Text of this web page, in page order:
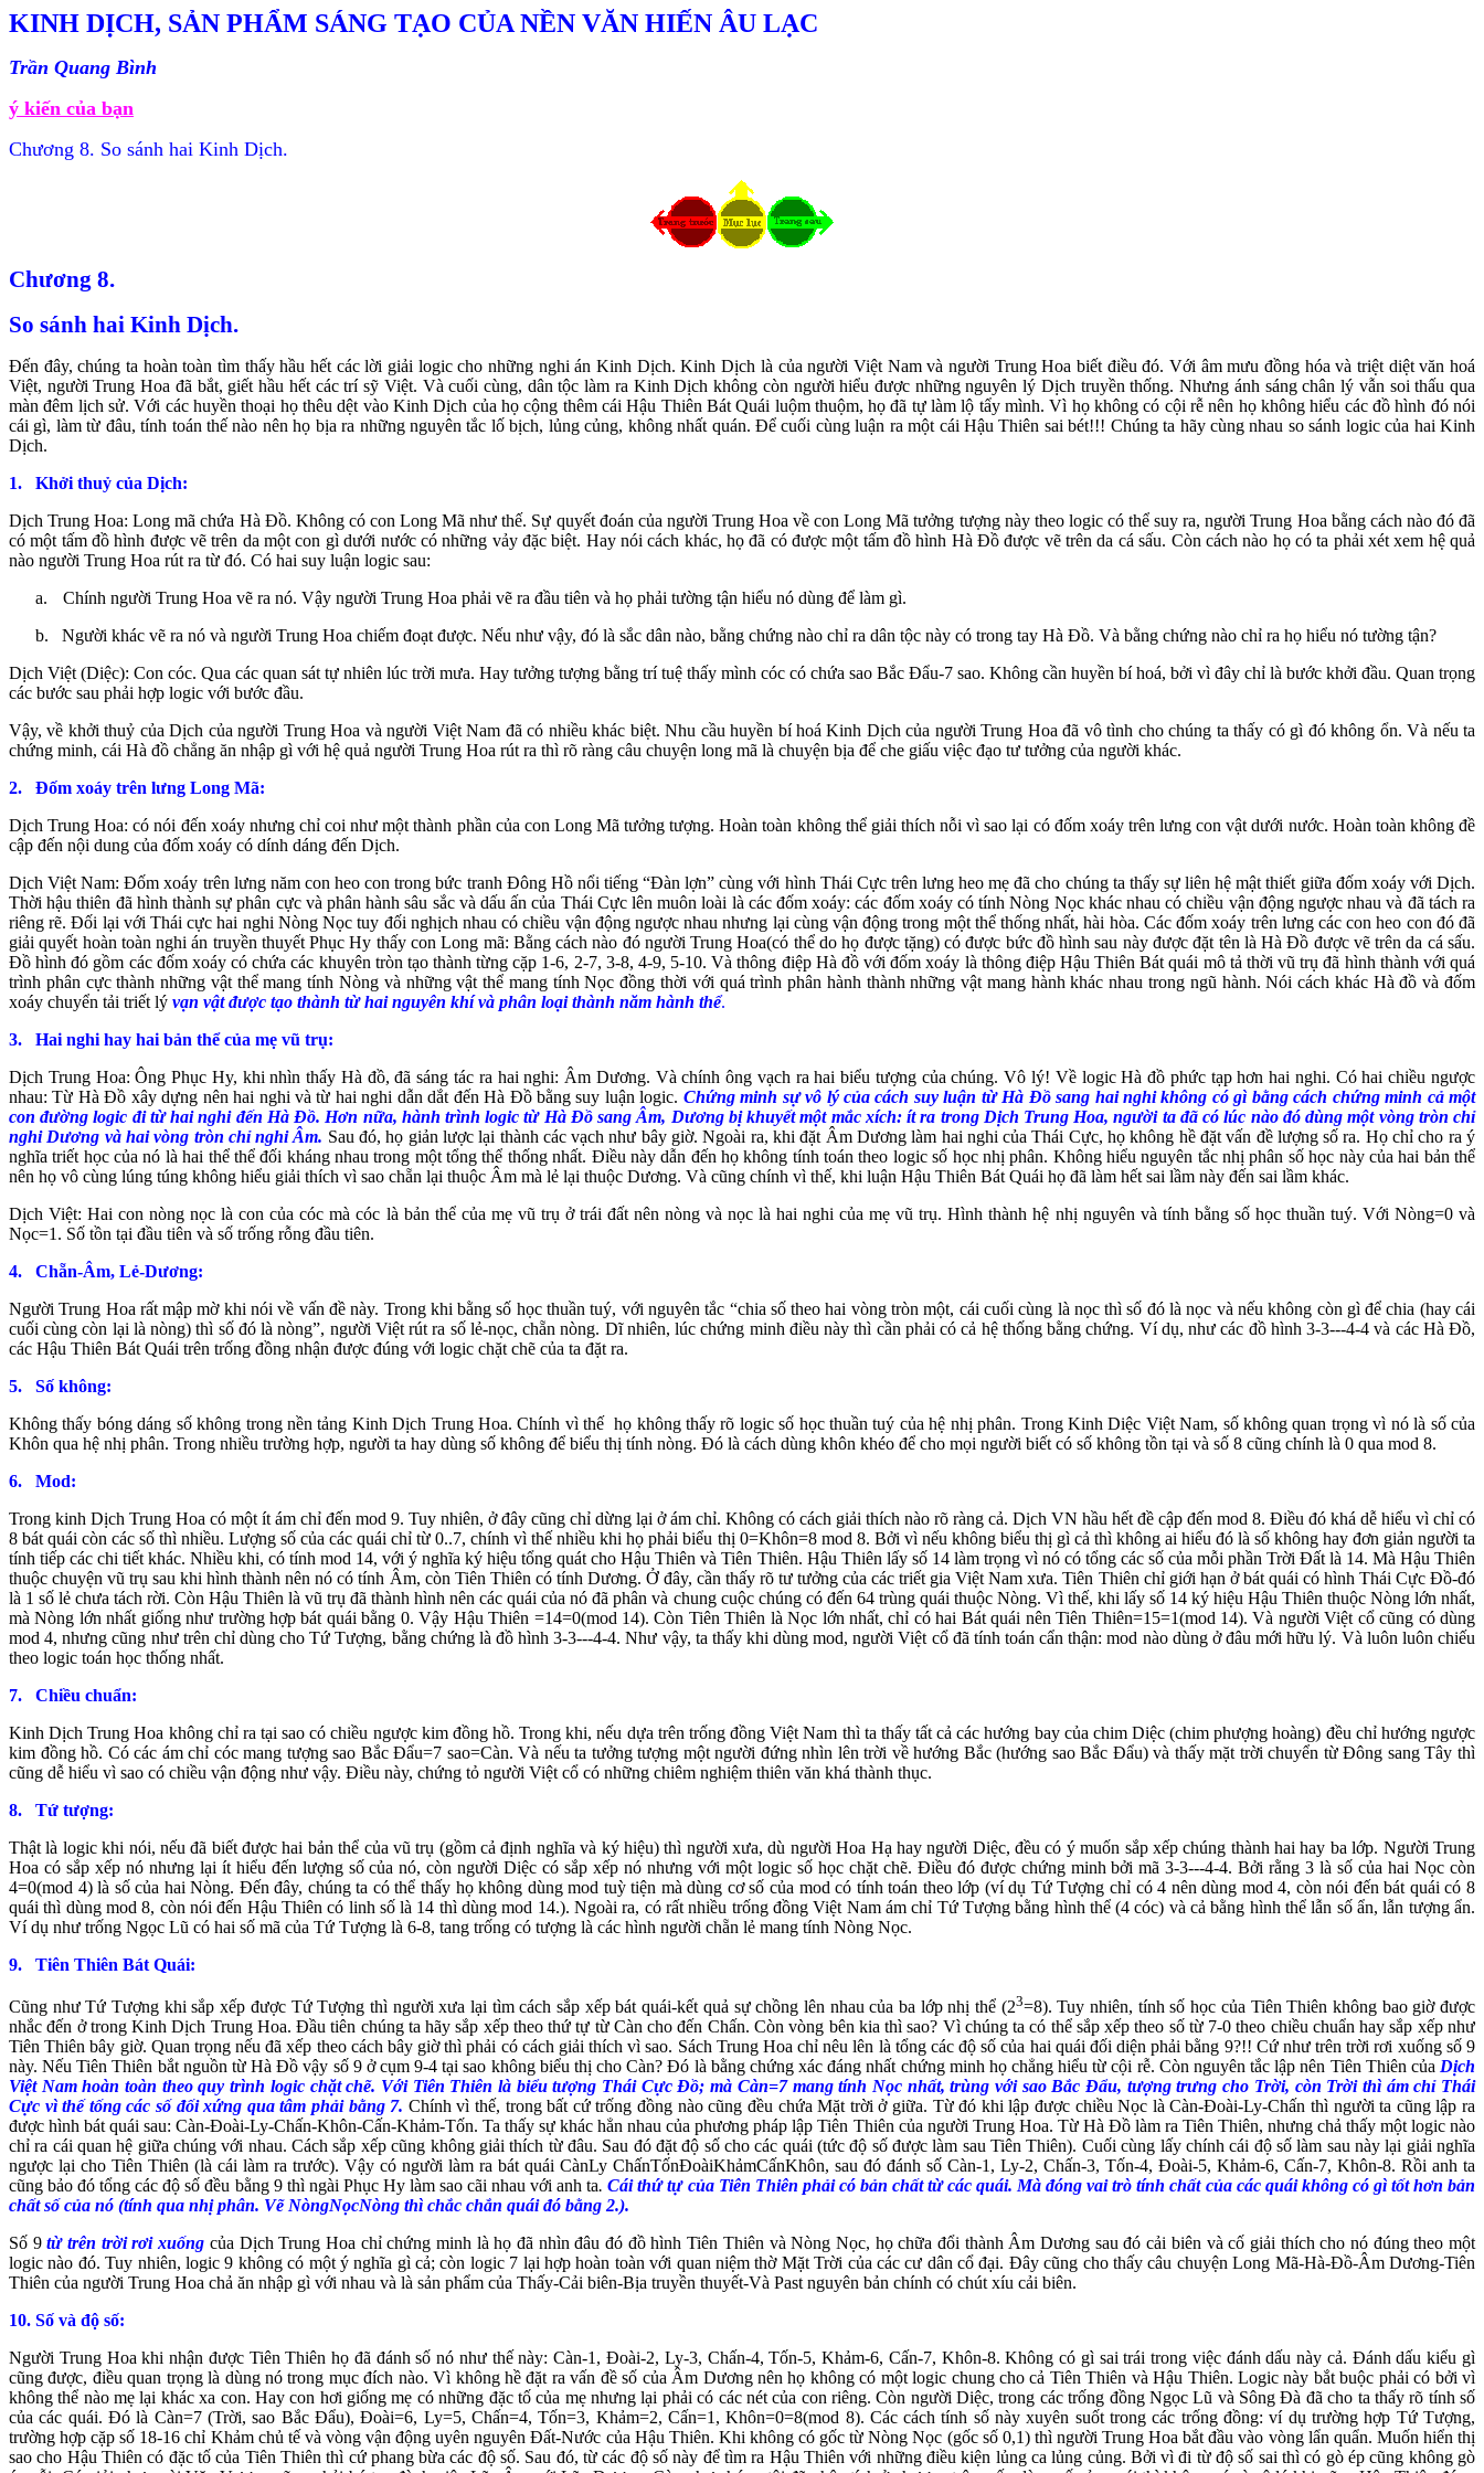
KINH DỊCH, SẢN PHẨM SÁNG TẠO CỦA NỀN VĂN HIẾN ÂU LẠC
Trần Quang Bình
ý kiến của bạn
Chương 8. So sánh hai Kinh Dịch.
Chương 8.
So sánh hai Kinh Dịch.
Đến đây, chúng ta hoàn toàn tìm thấy hầu hết các lời giải logic cho những nghi án Kinh Dịch. Kinh Dịch là của người Việt Nam và người Trung Hoa biết điều đó. Với âm mưu đồng hóa và triệt diệt văn hoá
Việt, người Trung Hoa đã bắt, giết hầu hết các trí sỹ Việt. Và cuối cùng, dân tộc làm ra Kinh Dịch không còn người hiểu được những nguyên lý Dịch truyền thống. Nhưng ánh sáng chân lý vẫn soi thấu qua
màn đêm lịch sử. Với các huyền thoại họ thêu dệt vào Kinh Dịch của họ cộng thêm cái Hậu Thiên Bát Quái luộm thuộm, họ đã tự làm lộ tẩy mình. Vì họ không có cội rễ nên họ không hiểu các đồ hình đó nói
cái gì, làm từ đâu, tính toán thế nào nên họ bịa ra những nguyên tắc lố bịch, lủng củng, không nhất quán. Để cuối cùng luận ra một cái Hậu Thiên sai bét!!! Chúng ta hãy cùng nhau so sánh logic của hai Kinh
Dịch.
1.
Khởi thuỷ của Dịch:
Dịch Trung Hoa: Long mã chứa Hà Đồ. Không có con Long Mã như thế. Sự quyết đoán của người Trung Hoa về con Long Mã tưởng tượng này theo logic có thể suy ra, người Trung Hoa bằng cách nào đó đã
có một tấm đồ hình được vẽ trên da một con gì dưới nước có những vảy đặc biệt. Hay nói cách khác, họ đã có được một tấm đồ hình Hà Đồ được vẽ trên da cá sấu. Còn cách nào họ có ta phải xét xem hệ quả
nào người Trung Hoa rút ra từ đó. Có hai suy luận logic sau:
a.
Chính người Trung Hoa vẽ ra nó. Vậy người Trung Hoa phải vẽ ra đầu tiên và họ phải tường tận hiểu nó dùng để làm gì.
b.
Người khác vẽ ra nó và người Trung Hoa chiếm đoạt được. Nếu như vậy, đó là sắc dân nào, bằng chứng nào chỉ ra dân tộc này có trong tay Hà Đồ. Và bằng chứng nào chỉ ra họ hiểu nó tường tận?
Dịch Việt (Diệc): Con cóc. Qua các quan sát tự nhiên lúc trời mưa. Hay tưởng tượng bằng trí tuệ thấy mình cóc có chứa sao Bắc Đẩu-7 sao. Không cần huyền bí hoá, bởi vì đây chỉ là bước khởi đầu. Quan trọng
các bước sau phải hợp logic với bước đầu.
Vậy, về khởi thuỷ của Dịch của người Trung Hoa và người Việt Nam đã có nhiều khác biệt. Nhu cầu huyền bí hoá Kinh Dịch của người Trung Hoa đã vô tình cho chúng ta thấy có gì đó không ổn. Và nếu ta
chứng minh, cái Hà đồ chẳng ăn nhập gì với hệ quả người Trung Hoa rút ra thì rõ ràng câu chuyện long mã là chuyện bịa để che giấu việc đạo tư tưởng của người khác.
2.
Đốm xoáy trên lưng Long Mã:
Dịch Trung Hoa: có nói đến xoáy nhưng chỉ coi như một thành phần của con Long Mã tưởng tượng. Hoàn toàn không thể giải thích nỗi vì sao lại có đốm xoáy trên lưng con vật dưới nước. Hoàn toàn không đề
cập đến nội dung của đốm xoáy có dính dáng đến Dịch.
Dịch Việt Nam: Đốm xoáy trên lưng năm con heo con trong bức tranh Đông Hồ nổi tiếng “Đàn lợn” cùng với hình Thái Cực trên lưng heo mẹ đã cho chúng ta thấy sự liên hệ mật thiết giữa đốm xoáy với Dịch.
Thời hậu thiên đã hình thành sự phân cực và phân hành sâu sắc và dấu ấn của Thái Cực lên muôn loài là các đốm xoáy: các đốm xoáy có tính Nòng Nọc khác nhau có chiều vận động ngược nhau và đã tách ra
riêng rẽ. Đối lại với Thái cực hai nghi Nòng Nọc tuy đối nghịch nhau có chiều vận động ngược nhau nhưng lại cùng vận động trong một thể thống nhất, hài hòa. Các đốm xoáy trên lưng các con heo con đó đã
giải quyết hoàn toàn nghi án truyền thuyết Phục Hy thấy con Long mã: Bằng cách nào đó người Trung Hoa(có thể do họ được tặng) có được bức đồ hình sau này được đặt tên là Hà Đồ được vẽ trên da cá sấu.
Đồ hình đó gồm các đốm xoáy có chứa các khuyên tròn tạo thành từng cặp 1-6, 2-7, 3-8, 4-9, 5-10. Và thông điệp Hà đồ với đốm xoáy là thông điệp Hậu Thiên Bát quái mô tả thời vũ trụ đã hình thành với quá
trình phân cực thành những vật thể mang tính Nòng và những vật thể mang tính Nọc đồng thời với quá trình phân hành thành những vật mang hành khác nhau trong ngũ hành. Nói cách khác Hà đồ và đốm
xoáy chuyển tải triết lý vạn vật được tạo thành từ hai nguyên khí và phân loại thành năm hành thể.
3.
Hai nghi hay hai bản thể của mẹ vũ trụ:
Dịch Trung Hoa: Ông Phục Hy, khi nhìn thấy Hà đồ, đã sáng tác ra hai nghi: Âm Dương. Và chính ông vạch ra hai biểu tượng của chúng. Vô lý! Về logic Hà đồ phức tạp hơn hai nghi. Có hai chiều ngược
nhau: Từ Hà Đồ xây dựng nên hai nghi và từ hai nghi dẫn dắt đến Hà Đồ bằng suy luận logic. Chứng minh sự vô lý của cách suy luận từ Hà Đồ sang hai nghi không có gì bằng cách chứng minh cả một
con đường logic đi từ hai nghi đến Hà Đồ. Hơn nữa, hành trình logic từ Hà Đồ sang Âm, Dương bị khuyết một mắc xích: ít ra trong Dịch Trung Hoa, người ta đã có lúc nào đó dùng một vòng tròn chỉ
nghi Dương và hai vòng tròn chỉ nghi Âm. Sau đó, họ giản lược lại thành các vạch như bây giờ. Ngoài ra, khi đặt Âm Dương làm hai nghi của Thái Cực, họ không hề đặt vấn đề lượng số ra. Họ chỉ cho ra ý
nghĩa triết học của nó là hai thể thể đối kháng nhau trong một tổng thể thống nhất. Điều này dẫn đến họ không tính toán theo logic số học nhị phân. Không hiểu nguyên tắc nhị phân số học này của hai bản thể
nên họ vô cùng lúng túng không hiểu giải thích vì sao chẵn lại thuộc Âm mà lẻ lại thuộc Dương. Và cũng chính vì thế, khi luận Hậu Thiên Bát Quái họ đã làm hết sai lầm này đến sai lầm khác.
Dịch Việt: Hai con nòng nọc là con của cóc mà cóc là bản thể của mẹ vũ trụ ở trái đất nên nòng và nọc là hai nghi của mẹ vũ trụ. Hình thành hệ nhị nguyên và tính bằng số học thuần tuý. Với Nòng=0 và
Nọc=1. Số tồn tại đầu tiên và số trống rỗng đầu tiên.
4.
Chẵn-Âm, Lẻ-Dương:
Người Trung Hoa rất mập mờ khi nói về vấn đề này. Trong khi bằng số học thuần tuý, với nguyên tắc “chia số theo hai vòng tròn một, cái cuối cùng là nọc thì số đó là nọc và nếu không còn gì để chia (hay cái
cuối cùng còn lại là nòng) thì số đó là nòng”, người Việt rút ra số lẻ-nọc, chẵn nòng. Dĩ nhiên, lúc chứng minh điều này thì cần phải có cả hệ thống bằng chứng. Ví dụ, như các đồ hình 3-3---4-4 và các Hà Đồ,
các Hậu Thiên Bát Quái trên trống đồng nhận được đúng với logic chặt chẽ của ta đặt ra.
5.
Số không:
Không thấy bóng dáng số không trong nền tảng Kinh Dịch Trung Hoa. Chính vì thế họ không thấy rõ logic số học thuần tuý của hệ nhị phân. Trong Kinh Diệc Việt Nam, số không quan trọng vì nó là số của
Khôn qua hệ nhị phân. Trong nhiều trường hợp, người ta hay dùng số không để biểu thị tính nòng. Đó là cách dùng khôn khéo để cho mọi người biết có số không tồn tại và số 8 cũng chính là 0 qua mod 8.
6.
Mod:
Trong kinh Dịch Trung Hoa có một ít ám chỉ đến mod 9. Tuy nhiên, ở đây cũng chỉ dừng lại ở ám chỉ. Không có cách giải thích nào rõ ràng cả. Dịch VN hầu hết đề cập đến mod 8. Điều đó khá dễ hiểu vì chỉ có
8 bát quái còn các số thì nhiều. Lượng số của các quái chỉ từ 0..7, chính vì thế nhiều khi họ phải biểu thị 0=Khôn=8 mod 8. Bởi vì nếu không biểu thị gì cả thì không ai hiểu đó là số không hay đơn giản người ta
tính tiếp các chi tiết khác. Nhiều khi, có tính mod 14, với ý nghĩa ký hiệu tổng quát cho Hậu Thiên và Tiên Thiên. Hậu Thiên lấy số 14 làm trọng vì nó có tổng các số của mỗi phần Trời Đất là 14. Mà Hậu Thiên
thuộc chuyện vũ trụ sau khi hình thành nên nó có tính Âm, còn Tiên Thiên có tính Dương. Ở đây, cần thấy rõ tư tưởng của các triết gia Việt Nam xưa. Tiên Thiên chỉ giới hạn ở bát quái có hình Thái Cực Đồ-đó
là 1 số lẻ chưa tách rời. Còn Hậu Thiên là vũ trụ đã thành hình nên các quái của nó đã phân và chung cuộc chúng có đến 64 trùng quái thuộc Nòng. Vì thế, khi lấy số 14 ký hiệu Hậu Thiên thuộc Nòng lớn nhất,
mà Nòng lớn nhất giống như trường hợp bát quái bằng 0. Vậy Hậu Thiên =14=0(mod 14). Còn Tiên Thiên là Nọc lớn nhất, chỉ có hai Bát quái nên Tiên Thiên=15=1(mod 14). Và người Việt cổ cũng có dùng
mod 4, nhưng cũng như trên chỉ dùng cho Tứ Tượng, bằng chứng là đồ hình 3-3---4-4. Như vậy, ta thấy khi dùng mod, người Việt cổ đã tính toán cẩn thận: mod nào dùng ở đâu mới hữu lý. Và luôn luôn chiếu
theo logic toán học thống nhất.
7.
Chiều chuẩn:
Kinh Dịch Trung Hoa không chỉ ra tại sao có chiều ngược kim đồng hồ. Trong khi, nếu dựa trên trống đồng Việt Nam thì ta thấy tất cả các hướng bay của chim Diệc (chim phượng hoàng) đều chỉ hướng ngược
kim đồng hồ. Có các ám chỉ cóc mang tượng sao Bắc Đẩu=7 sao=Càn. Và nếu ta tưởng tượng một người đứng nhìn lên trời về hướng Bắc (hướng sao Bắc Đẩu) và thấy mặt trời chuyển từ Đông sang Tây thì
cũng dễ hiểu vì sao có chiều vận động như vậy. Điều này, chứng tỏ người Việt cổ có những chiêm nghiệm thiên văn khá thành thục.
8.
Tứ tượng:
Thật là logic khi nói, nếu đã biết được hai bản thể của vũ trụ (gồm cả định nghĩa và ký hiệu) thì người xưa, dù người Hoa Hạ hay người Diệc, đều có ý muốn sắp xếp chúng thành hai hay ba lớp. Người Trung
Hoa có sắp xếp nó nhưng lại ít hiểu đến lượng số của nó, còn người Diệc có sắp xếp nó nhưng với một logic số học chặt chẽ. Điều đó được chứng minh bởi mã 3-3---4-4. Bởi rằng 3 là số của hai Nọc còn
4=0(mod 4) là số của hai Nòng. Đến đây, chúng ta có thể thấy họ không dùng mod tuỳ tiện mà dùng cơ số của mod có tính toán theo lớp (ví dụ Tứ Tượng chỉ có 4 nên dùng mod 4, còn nói đến bát quái có 8
quái thì dùng mod 8, còn nói đến Hậu Thiên có linh số là 14 thì dùng mod 14.). Ngoài ra, có rất nhiều trống đồng Việt Nam ám chỉ Tứ Tượng bằng hình thể (4 cóc) và cả bằng hình thể lẫn số ẩn, lẫn tượng ẩn.
Ví dụ như trống Ngọc Lũ có hai số mã của Tứ Tượng là 6-8, tang trống có tượng là các hình người chẵn lẻ mang tính Nòng Nọc.
9.
Tiên Thiên Bát Quái:
Cũng như Tứ Tượng khi sắp xếp được Tứ Tượng thì người xưa lại tìm cách sắp xếp bát quái-kết quả sự chồng lên nhau của ba lớp nhị thể (23=8). Tuy nhiên, tính số học của Tiên Thiên không bao giờ được
nhắc đến ở trong Kinh Dịch Trung Hoa. Đầu tiên chúng ta hãy sắp xếp theo thứ tự từ Càn cho đến Chấn. Còn vòng bên kia thì sao? Vì chúng ta có thể sắp xếp theo số từ 7-0 theo chiều chuẩn hay sắp xếp như
Tiên Thiên bây giờ. Quan trọng nếu đã xếp theo cách bây giờ thì phải có cách giải thích vì sao. Sách Trung Hoa chỉ nêu lên là tổng các độ số của hai quái đối diện phải bằng 9?!! Cứ như trên trời rơi xuống số 9
này. Nếu Tiên Thiên bắt nguồn từ Hà Đồ vậy số 9 ở cụm 9-4 tại sao không biểu thị cho Càn? Đó là bằng chứng xác đáng nhất chứng minh họ chẳng hiểu từ cội rễ. Còn nguyên tắc lập nên Tiên Thiên của Dịch
Việt Nam hoàn toàn theo quy trình logic chặt chẽ. Với Tiên Thiên là biểu tượng Thái Cực Đồ; mà Càn=7 mang tính Nọc nhất, trùng với sao Bắc Đẩu, tượng trưng cho Trời, còn Trời thì ám chỉ Thái
Cực vì thế tống các số đối xứng qua tâm phải bằng 7. Chính vì thế, trong bất cứ trống đồng nào cũng đều chứa Mặt trời ở giữa. Từ đó khi lập được chiều Nọc là Càn-Đoài-Ly-Chấn thì người ta cũng lập ra
được hình bát quái sau: Càn-Đoài-Ly-Chấn-Khôn-Cấn-Khảm-Tốn. Ta thấy sự khác hẳn nhau của phương pháp lập Tiên Thiên của người Trung Hoa. Từ Hà Đồ làm ra Tiên Thiên, nhưng chả thấy một logic nào
chỉ ra cái quan hệ giữa chúng với nhau. Cách sắp xếp cũng không giải thích từ đâu. Sau đó đặt độ số cho các quái (tức độ số được làm sau Tiên Thiên). Cuối cùng lấy chính cái độ số làm sau này lại giải nghĩa
ngược lại cho Tiên Thiên (là cái làm ra trước). Vậy có người làm ra bát quái CànLy ChấnTốnĐoàiKhảmCấnKhôn, sau đó đánh số Càn-1, Ly-2, Chấn-3, Tốn-4, Đoài-5, Khảm-6, Cấn-7, Khôn-8. Rồi anh ta
cũng bảo đó tổng các độ số đều bằng 9 thì ngài Phục Hy làm sao cãi nhau với anh ta.Cái thứ tự của Tiên Thiên phải có bản chất từ các quái. Mà đóng vai trò tính chất của các quái không có gì tốt hơn bản
chất số của nó (tính qua nhị phân. Vẽ NòngNọcNòng thì chắc chắn quái đó bằng 2.).
Số 9từ trên trời rơi xuống của Dịch Trung Hoa chỉ chứng minh là họ đã nhìn đâu đó đồ hình Tiên Thiên và Nòng Nọc, họ chữa đổi thành Âm Dương sau đó cải biên và cố giải thích cho nó đúng theo một
logic nào đó. Tuy nhiên, logic 9 không có một ý nghĩa gì cả; còn logic 7 lại hợp hoàn toàn với quan niệm thờ Mặt Trời của các cư dân cổ đại. Đây cũng cho thấy câu chuyện Long Mã-Hà-Đồ-Âm Dương-Tiên
Thiên của người Trung Hoa chả ăn nhập gì với nhau và là sản phẩm của Thấy-Cải biên-Bịa truyền thuyết-Và Past nguyên bản chính có chút xíu cải biên.
10. Số và độ số:
Người Trung Hoa khi nhận được Tiên Thiên họ đã đánh số nó như thế này: Càn-1, Đoài-2, Ly-3, Chấn-4, Tốn-5, Khảm-6, Cấn-7, Khôn-8. Không có gì sai trái trong việc đánh dấu này cả. Đánh dấu kiểu gì
cũng được, điều quan trọng là dùng nó trong mục đích nào. Vì không hề đặt ra vấn đề số của Âm Dương nên họ không có một logic chung cho cả Tiên Thiên và Hậu Thiên. Logic này bắt buộc phải có bởi vì
không thể nào mẹ lại khác xa con. Hay con hơi giống mẹ có những đặc tố của mẹ nhưng lại phải có các nét của con riêng. Còn người Diệc, trong các trống đồng Ngọc Lũ và Sông Đà đã cho ta thấy rõ tính số
của các quái. Đó là Càn=7 (Trời, sao Bắc Đẩu), Đoài=6, Ly=5, Chấn=4, Tốn=3, Khảm=2, Cấn=1, Khôn=0=8(mod 8). Các cách tính số này xuyên suốt trong các trống đồng: ví dụ trường hợp Tứ Tượng,
trường hợp cặp số 18-16 chỉ Khảm chủ tế và vòng vận động uyên nguyên Đất-Nước của Hậu Thiên. Khi không có gốc từ Nòng Nọc (gốc số 0,1) thì người Trung Hoa bắt đầu vào vòng lẩn quẩn. Muốn hiển thị
sao cho Hậu Thiên có đặc tố của Tiên Thiên thì cứ phang bừa các độ số. Sau đó, từ các độ số này để tìm ra Hậu Thiên với những điều kiện lủng ca lủng củng. Bởi vì đi từ độ số sai thì có gò ép cũng không gò